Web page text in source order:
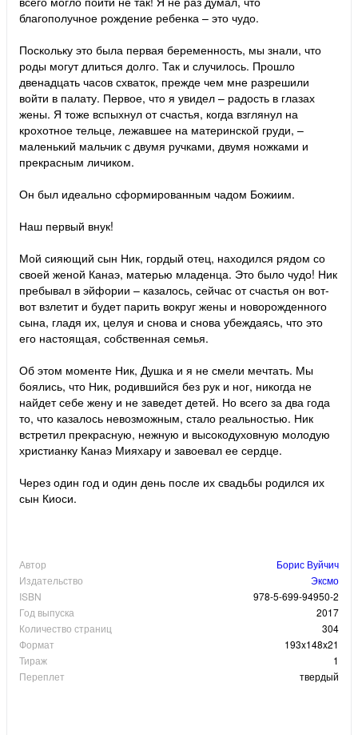
благополучное рождение ребенка – это чудо.
Поскольку это была первая беременность, мы знали, что
роды могут длиться долго. Так и случилось. Прошло
двенадцать часов схваток, прежде чем мне разрешили
войти в палату. Первое, что я увидел – радость в глазах
жены. Я тоже вспыхнул от счастья, когда взглянул на
крохотное тельце, лежавшее на материнской груди, –
маленький мальчик с двумя ручками, двумя ножками и
прекрасным личиком.
Он был идеально сформированным чадом Божиим.
Наш первый внук!
Мой сияющий сын Ник, гордый отец, находился рядом со
своей женой Канаэ, матерью младенца. Это было чудо! Ник
пребывал в эйфории – казалось, сейчас от счастья он вот-
вот взлетит и будет парить вокруг жены и новорожденного
сына, гладя их, целуя и снова и снова убеждаясь, что это
его настоящая, собственная семья.
Об этом моменте Ник, Душка и я не смели мечтать. Мы
боялись, что Ник, родившийся без рук и ног, никогда не
найдет себе жену и не заведет детей. Но всего за два года
то, что казалось невозможным, стало реальностью. Ник
встретил прекрасную, нежную и высокодуховную молодую
христианку Канаэ Мияхару и завоевал ее сердце.
Через один год и один день после их свадьбы родился их
сын Киоси.
Автор
Борис Вуйчич
Издательство
Эксмо
ISBN
978-5-699-94950-2
Год выпуска
2017
Количество страниц
304
Формат
193x148x21
Тираж
1
Переплет
твердый